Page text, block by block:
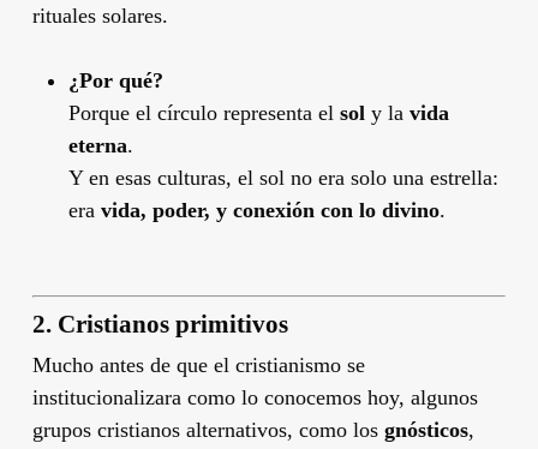
rituales solares.
¿Por qué?
Porque el círculo representa el soly la vida
eterna.
Y en esas culturas, el sol no era solo una estrella:
era vida, poder, y conexión con lo divino.
2. Cristianos primitivos
Mucho antes de que el cristianismo se
institucionalizara como lo conocemos hoy, algunos
grupos cristianos alternativos, como los gnósticos,